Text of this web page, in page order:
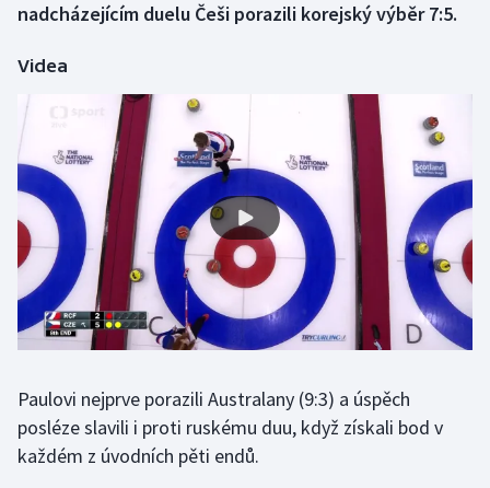
Florbal
Futsal
Golf
Gymnastika
Házená
Jezdectví
nadcházejícím duelu Češi porazili korejský výběr 7:5.
Videa
Paulovi nejprve porazili Australany (9:3) a úspěch
posléze slavili i proti ruskému duu, když získali bod v
každém z úvodních pěti endů.